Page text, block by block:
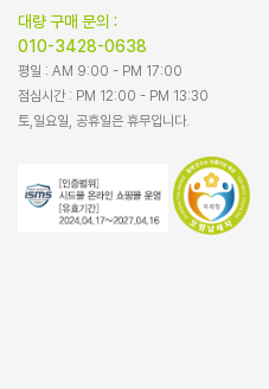
대량 구매 문의 :
010-3428-0638
평일 : AM 9:00 - PM 17:00
점심시간 : PM 12:00 - PM 13:30
토,일요일, 공휴일은 휴무입니다.